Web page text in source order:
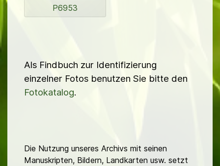
P6953
Als Findbuch zur Identifizierung
einzelner Fotos benutzen Sie bitte den
Fotokatalog.
Die Nutzung unseres Archivs mit seinen
Manuskripten, Bildern, Landkarten usw. setzt